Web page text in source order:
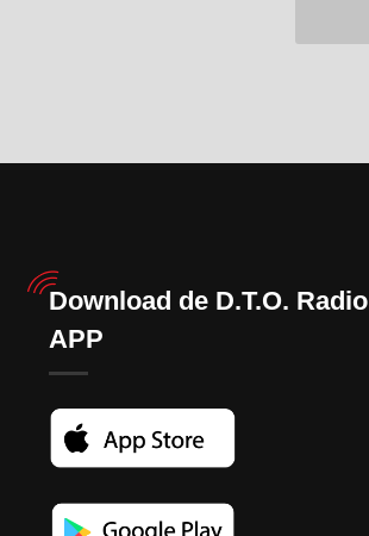
Download de D.T.O. Radio
APP